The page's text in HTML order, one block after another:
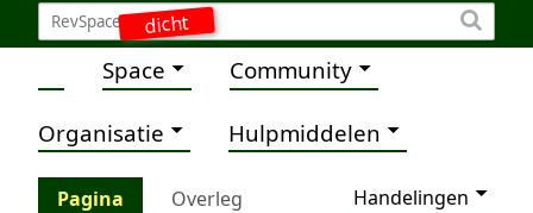
dicht
Space Community
Organisatie Hulpmiddelen
Pagina Overleg
Handelingen